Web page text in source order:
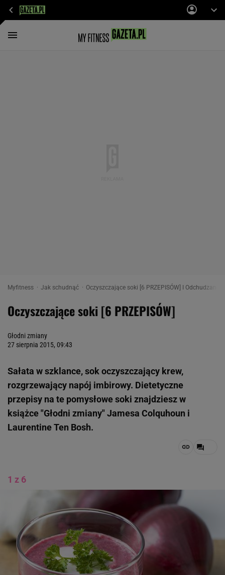
Myfitness Jak schudnąć Oczyszczające soki [6 PRZEPISÓW] I Odchudzanie
Oczyszczające soki [6 PRZEPISÓW]
Głodni zmiany
27 sierpnia 2015, 09:43
Sałata w szklance, sok oczyszczający krew,
rozgrzewający napój imbirowy. Dietetyczne
przepisy na te pomysłowe soki znajdziesz w
książce "Głodni zmiany" Jamesa Colquhoun i
Laurentine Ten Bosh.
1 z 6